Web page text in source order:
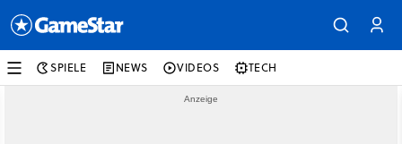
SPIELE NEWS VIDEOS TECH